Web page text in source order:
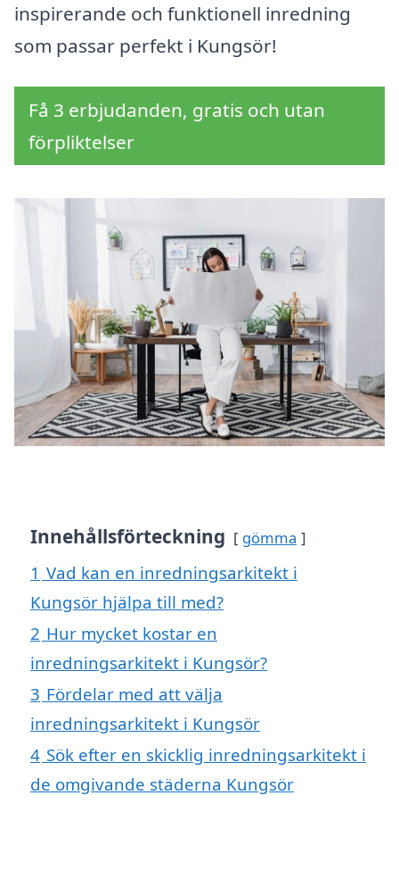
inspirerande och funktionell inredning
som passar perfekt i Kungsör!
Få 3 erbjudanden, gratis och utan
förpliktelser
Innehållsförteckning gömma
1 Vad kan en inredningsarkitekt i
Kungsör hjälpa till med?
2 Hur mycket kostar en
inredningsarkitekt i Kungsör?
3 Fördelar med att välja
inredningsarkitekt i Kungsör
4 Sök efter en skicklig inredningsarkitekt i
de omgivande städerna Kungsör